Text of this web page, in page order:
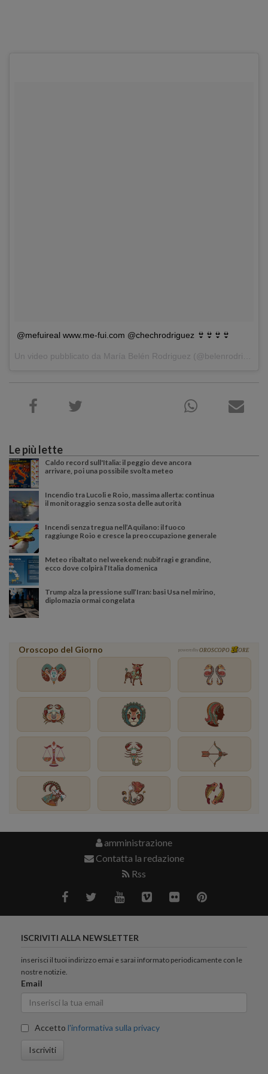
@mefuireal www.me-fui.com @chechrodriguez 👙👙👙👙
Un video pubblicato da María Belén Rodriguez (@belenrodriguezreal) in data: 4 Mag 2015 alle ore 03:56 PDT
Le più lette
Caldo record sull'Italia: il peggio deve ancora
arrivare, poi una possibile svolta meteo
Incendio tra Lucoli e Roio, massima allerta: continua
il monitoraggio senza sosta delle autorità
Incendi senza tregua nell’Aquilano: il fuoco
raggiunge Roio e cresce la preoccupazione generale
Meteo ribaltato nel weekend: nubifragi e grandine,
ecco dove colpirà l’Italia domenica
Trump alza la pressione sull’Iran: basi Usa nel mirino,
diplomazia ormai congelata
Oroscopo del Giorno powered by OROSCOPO ORE
amministrazione
Contatta la redazione
Rss
ISCRIVITI ALLA NEWSLETTER
inserisci il tuoi indirizzo emai e sarai informato periodicamente con le
nostre notizie.
Email
Accetto l'informativa sulla privacy
Iscriviti